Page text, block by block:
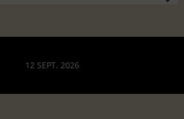
12 SEPT. 2026